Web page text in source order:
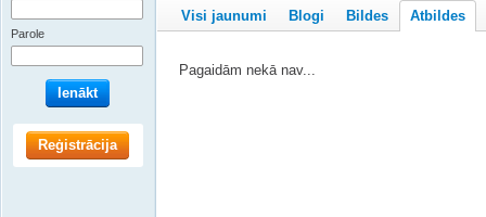
Visi jaunumi Blogi Bildes Atbildes
Pagaidām nekā nav...
Parole
Ienākt
Reģistrācija